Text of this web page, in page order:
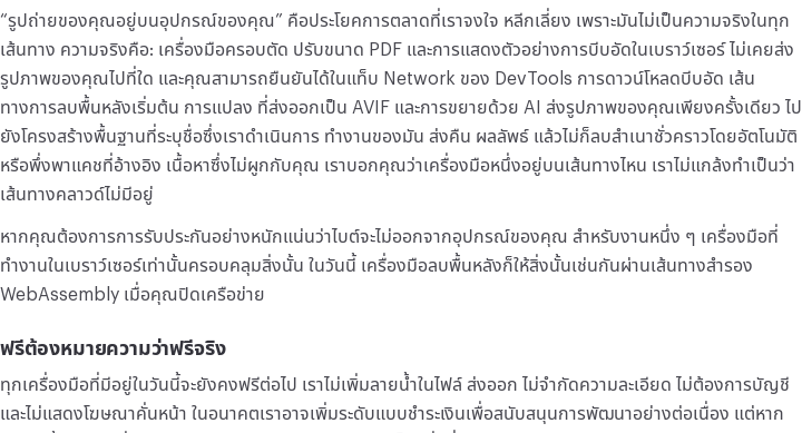
“รูปถ่ายของคุณอยู่บนอุปกรณ์ของคุณ” คือประโยคการตลาดที่เราจงใจ หลีกเลี่ยง เพราะมันไม่เป็นความจริงในทุก
เส้นทาง ความจริงคือ: เครื่องมือครอบตัด ปรับขนาด PDF และการแสดงตัวอย่างการบีบอัดในเบราว์เซอร์ ไม่เคยส่ง
รูปภาพของคุณไปที่ใด และคุณสามารถยืนยันได้ในแท็บ Network ของ DevTools การดาวน์โหลดบีบอัด เส้น
ทางการลบพื้นหลังเริ่มต้น การแปลง ที่ส่งออกเป็น AVIF และการขยายด้วย AI ส่งรูปภาพของคุณเพียงครั้งเดียว ไป
ยังโครงสร้างพื้นฐานที่ระบุชื่อซึ่งเราดำเนินการ ทำงานของมัน ส่งคืน ผลลัพธ์ แล้วไม่ก็ลบสำเนาชั่วคราวโดยอัตโนมัติ
หรือพึ่งพาแคชที่อ้างอิง เนื้อหาซึ่งไม่ผูกกับคุณ เราบอกคุณว่าเครื่องมือหนึ่งอยู่บนเส้นทางไหน เราไม่แกล้งทำเป็นว่า
เส้นทางคลาวด์ไม่มีอยู่
หากคุณต้องการการรับประกันอย่างหนักแน่นว่าไบต์จะไม่ออกจากอุปกรณ์ของคุณ สำหรับงานหนึ่ง ๆ เครื่องมือที่
ทำงานในเบราว์เซอร์เท่านั้นครอบคลุมสิ่งนั้น ในวันนี้ เครื่องมือลบพื้นหลังก็ให้สิ่งนั้นเช่นกันผ่านเส้นทางสำรอง
WebAssembly เมื่อคุณปิดเครือข่าย
ฟรีต้องหมายความว่าฟรีจริง
ทุกเครื่องมือที่มีอยู่ในวันนี้จะยังคงฟรีต่อไป เราไม่เพิ่มลายน้ำในไฟล์ ส่งออก ไม่จำกัดความละเอียด ไม่ต้องการบัญชี
และไม่แสดงโฆษณาคั่นหน้า ในอนาคตเราอาจเพิ่มระดับแบบชำระเงินเพื่อสนับสนุนการพัฒนาอย่างต่อเนื่อง แต่หาก